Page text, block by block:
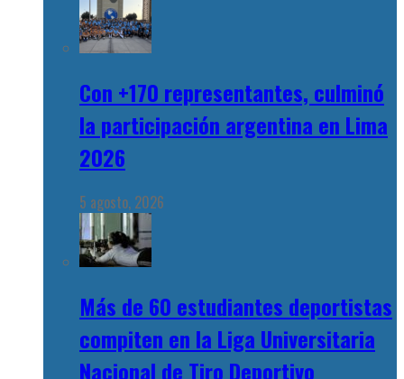
Con +170 representantes, culminó
la participación argentina en Lima
2026
5 agosto, 2026
Más de 60 estudiantes deportistas
compiten en la Liga Universitaria
Nacional de Tiro Deportivo